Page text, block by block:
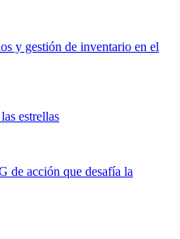
y gestión de inventario en el
estrellas
de acción que desafía la